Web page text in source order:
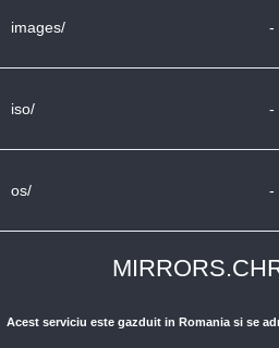
images/ -
iso/ -
os/ -
Acest serviciu este gazduit in Romania si se